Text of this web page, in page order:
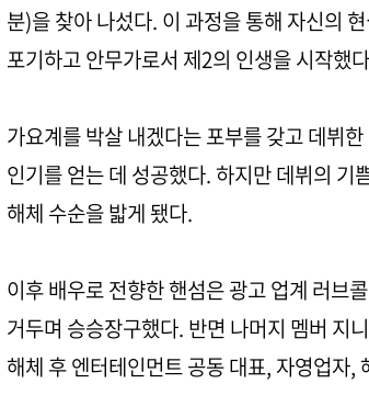
분)을 찾아 나섰다. 이 과정을 통해 자신의
포기하고 안무가로서 제2의 인생을 시작했
가요계를 박살 내겠다는 포부를 갖고 데뷔
인기를 얻는 데 성공했다. 하지만 데뷔의
해체 수순을 밟게 됐다.
이후 배우로 전향한 핸섬은 광고 업계 러브
거두며 승승장구했다. 반면 나머지 멤버 지
해체 후 엔터테인먼트 공동 대표, 자영업자